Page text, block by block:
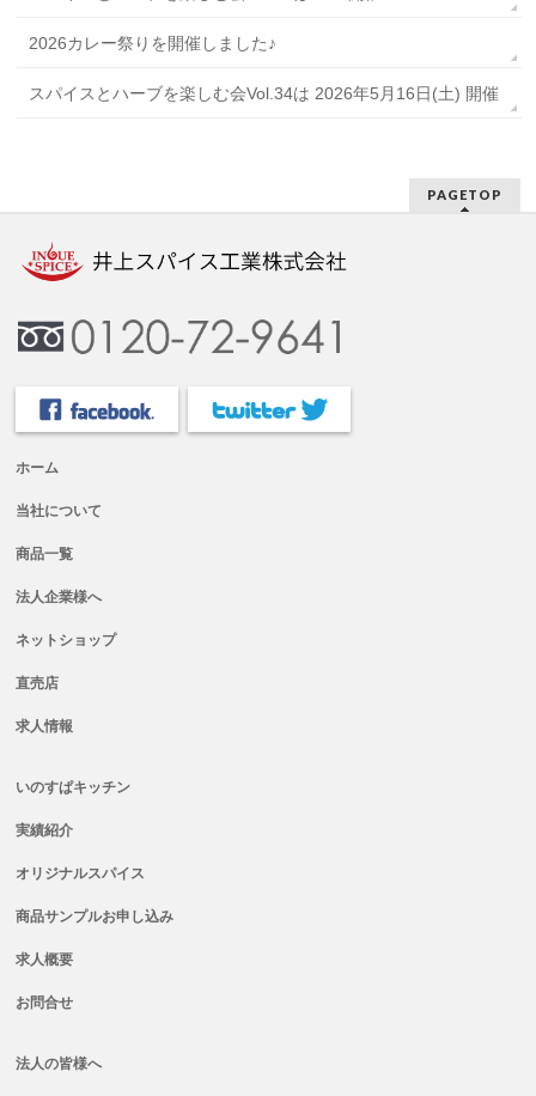
2026カレー祭りを開催しました♪
スパイスとハーブを楽しむ会Vol.34は 2026年5月16日(土) 開催
PAGETOP
ホーム
当社について
商品一覧
法人企業様へ
ネットショップ
直売店
求人情報
いのすぱキッチン
実績紹介
オリジナルスパイス
商品サンプルお申し込み
求人概要
お問合せ
法人の皆様へ